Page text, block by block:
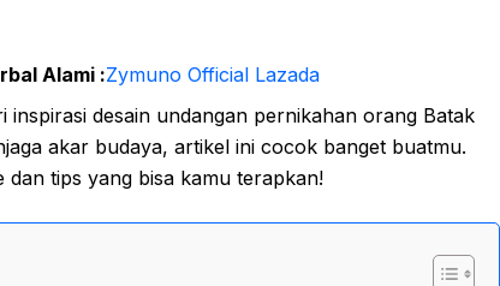
Alami :Zymuno Official Lazada
inspirasi desain undangan pernikahan orang Batak
akar budaya, artikel ini cocok banget buatmu.
dan tips yang bisa kamu terapkan!